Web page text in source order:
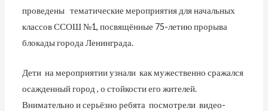
проведены тематические мероприятия для начальных
классов ССОШ №1, посвящённые 75-летию прорыва
блокады города Ленинграда.
Дети на мероприятии узнали как мужественно сражался
осажденный город , о стойкости его жителей.
Внимательно и серьёзно ребята посмотрели видео-